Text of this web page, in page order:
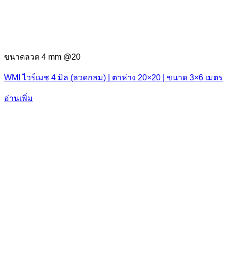
ขนาดลวด 4 mm @20
WMI ไวร์เมช 4 มิล (ลวดกลม) | ตาห่าง 20×20 | ขนาด 3×6 เมตร
อ่านเพิ่ม